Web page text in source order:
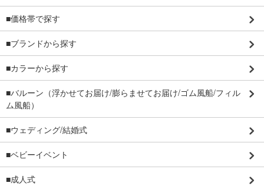
■価格帯で探す
■ブランドから探す
■カラーから探す
■バルーン（浮かせてお届け/膨らませてお届け/ゴム風船/フィル
ム風船）
■ウェディング/結婚式
■ベビーイベント
■成人式